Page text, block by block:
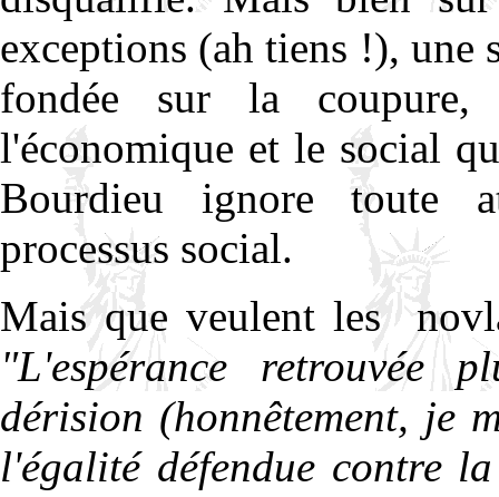
exceptions (ah tiens !),
fondée sur la coupure,
l'économique et le social
Bourdieu ignore toute
processus social.
Mais que veulent les
"L'espérance
dérision (honnêtement, je
l'égalité défendue contre